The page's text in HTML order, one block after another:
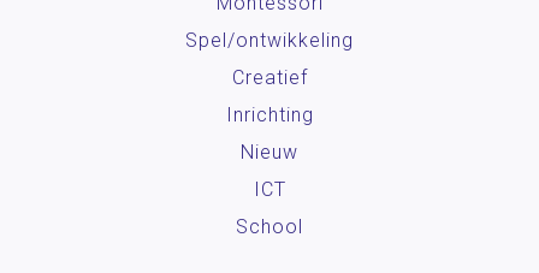
Spel/ontwikkeling
Creatief
Inrichting
Nieuw
ICT
School